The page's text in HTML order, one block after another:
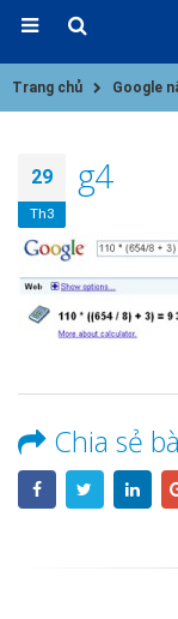
Trang chủ Google
29
Th3
g4
Chia sẻ